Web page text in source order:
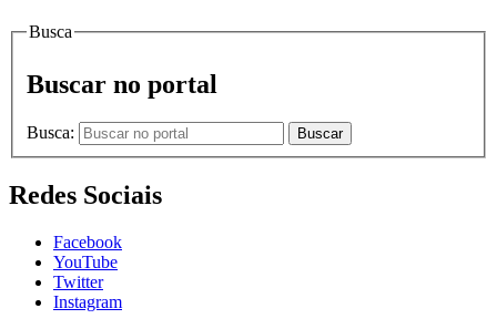
Busca
Buscar no portal
Busca: Buscar
Redes Sociais
Facebook
YouTube
Twitter
Instagram